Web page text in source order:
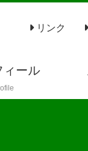
リンク
ィール